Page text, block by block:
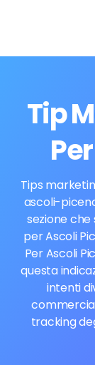
Tip
Tips
ascoli-
sezione
per Ascoli
Per Ascoli
questa
intenti
tracking